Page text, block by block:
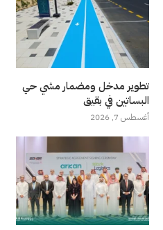
تطوير مدخل ومضمار مشي حي
البساتين في بقيق
أغسطس 7, 2026